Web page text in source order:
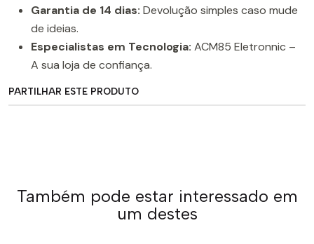
Garantia de 14 dias: Devolução simples caso mude
de ideias.
Especialistas em Tecnologia: ACM85 Eletronnic –
A sua loja de confiança.
PARTILHAR ESTE PRODUTO
Também pode estar interessado em
um destes